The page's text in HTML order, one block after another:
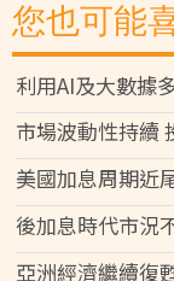
您也可能
利用AI及大數據
市場波動性持續
美國加息周期近
後加息時代市況
亞洲經濟繼續復